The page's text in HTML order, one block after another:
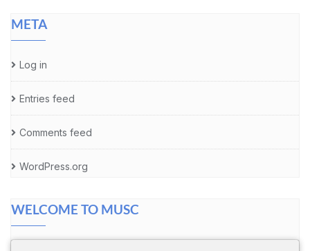
META
Log in
Entries feed
Comments feed
WordPress.org
WELCOME TO MUSC